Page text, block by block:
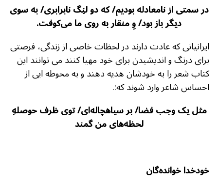
در سمتی از نامعادله بودیم/ که دو لنِگ نابرابری/ به سوی
دیگر باز بود/ وِ منقار به روی ما می‌کوفت.
ایرانیانی که عادت دارند در لحظات خاصی از زندگی، فرصتی
برای درنگ و اندیشیدن برای خود مهیا کنند می توانند این
کتاب شعر را به خودشان هدیه دهند و به محوطه ایی از
احساس شاعر وارد شوند که:.
مثل یک وجب فضا/ بر سیاهچاله‌ای/ توی ظرف حوصلهِ
لحظه‌های من گمند
خودخدا خوانده‌گان